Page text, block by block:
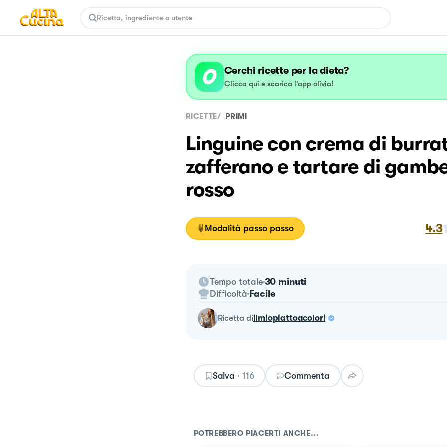
Cerchi ricette per la dieta?
Clicca qui e scarica l’app olivia!
RICETTE/ PRIMI
Linguine con crema di
zafferano e tartare di
rosso
Modalità passo passo 4.3
Tempo totale 30 minuti
Difficoltà Facile
ricetta diilmiopiattoacolori
Salva · 116 Commenta
POTREBBERO PIACERTI ANCHE...